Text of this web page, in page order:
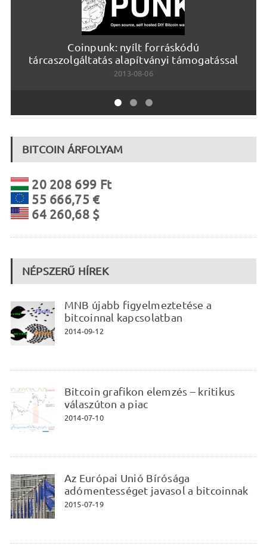
Coinpunk: nyílt forráskódú
tárcaszolgáltatás alapítványi támogatással
2013-08-06
BITCOIN ÁRFOLYAM
20 208 699 Ft
55 666,75 €
64 260,68 $
NÉPSZERŰ HÍREK
MNB újabb figyelmeztetése a
bitcoinnal kapcsolatban
2014-09-12
Bitcoin grafikon elemzés – kritikus
válaszúton a piac
2014-07-10
Az Európai Unió Bírósága
adómentességet javasol a bitcoinnak
2015-07-19